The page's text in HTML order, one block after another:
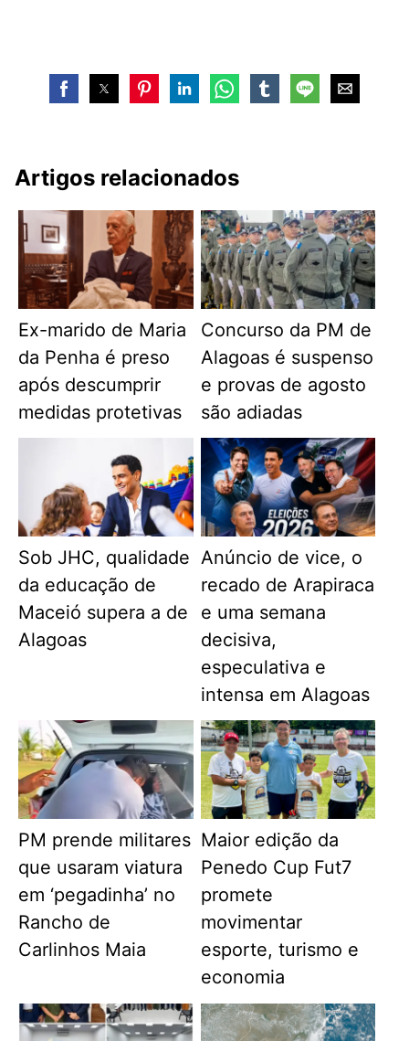
Artigos relacionados
Ex-marido de Maria
da Penha é preso
após descumprir
medidas protetivas
Concurso da PM de
Alagoas é suspenso
e provas de agosto
são adiadas
Sob JHC, qualidade
da educação de
Maceió supera a de
Alagoas
Anúncio de vice, o
recado de Arapiraca
e uma semana
decisiva,
especulativa e
intensa em Alagoas
PM prende militares
que usaram viatura
em ‘pegadinha’ no
Rancho de
Carlinhos Maia
Maior edição da
Penedo Cup Fut7
promete
movimentar
esporte, turismo e
economia